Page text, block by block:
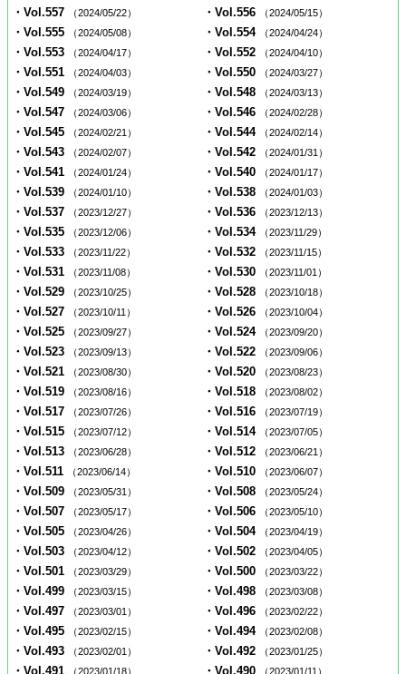
・Vol.557 （2024/05/22） ・Vol.556 （2024/05/15）
・Vol.555 （2024/05/08） ・Vol.554 （2024/04/24）
・Vol.553 （2024/04/17） ・Vol.552 （2024/04/10）
・Vol.551 （2024/04/03） ・Vol.550 （2024/03/27）
・Vol.549 （2024/03/19） ・Vol.548 （2024/03/13）
・Vol.547 （2024/03/06） ・Vol.546 （2024/02/28）
・Vol.545 （2024/02/21） ・Vol.544 （2024/02/14）
・Vol.543 （2024/02/07） ・Vol.542 （2024/01/31）
・Vol.541 （2024/01/24） ・Vol.540 （2024/01/17）
・Vol.539 （2024/01/10） ・Vol.538 （2024/01/03）
・Vol.537 （2023/12/27） ・Vol.536 （2023/12/13）
・Vol.535 （2023/12/06） ・Vol.534 （2023/11/29）
・Vol.533 （2023/11/22） ・Vol.532 （2023/11/15）
・Vol.531 （2023/11/08） ・Vol.530 （2023/11/01）
・Vol.529 （2023/10/25） ・Vol.528 （2023/10/18）
・Vol.527 （2023/10/11） ・Vol.526 （2023/10/04）
・Vol.525 （2023/09/27） ・Vol.524 （2023/09/20）
・Vol.523 （2023/09/13） ・Vol.522 （2023/09/06）
・Vol.521 （2023/08/30） ・Vol.520 （2023/08/23）
・Vol.519 （2023/08/16） ・Vol.518 （2023/08/02）
・Vol.517 （2023/07/26） ・Vol.516 （2023/07/19）
・Vol.515 （2023/07/12） ・Vol.514 （2023/07/05）
・Vol.513 （2023/06/28） ・Vol.512 （2023/06/21）
・Vol.511 （2023/06/14） ・Vol.510 （2023/06/07）
・Vol.509 （2023/05/31） ・Vol.508 （2023/05/24）
・Vol.507 （2023/05/17） ・Vol.506 （2023/05/10）
・Vol.505 （2023/04/26） ・Vol.504 （2023/04/19）
・Vol.503 （2023/04/12） ・Vol.502 （2023/04/05）
・Vol.501 （2023/03/29） ・Vol.500 （2023/03/22）
・Vol.499 （2023/03/15） ・Vol.498 （2023/03/08）
・Vol.497 （2023/03/01） ・Vol.496 （2023/02/22）
・Vol.495 （2023/02/15） ・Vol.494 （2023/02/08）
・Vol.493 （2023/02/01） ・Vol.492 （2023/01/25）
・Vol.491 （2023/01/18） ・Vol.490 （2023/01/11）